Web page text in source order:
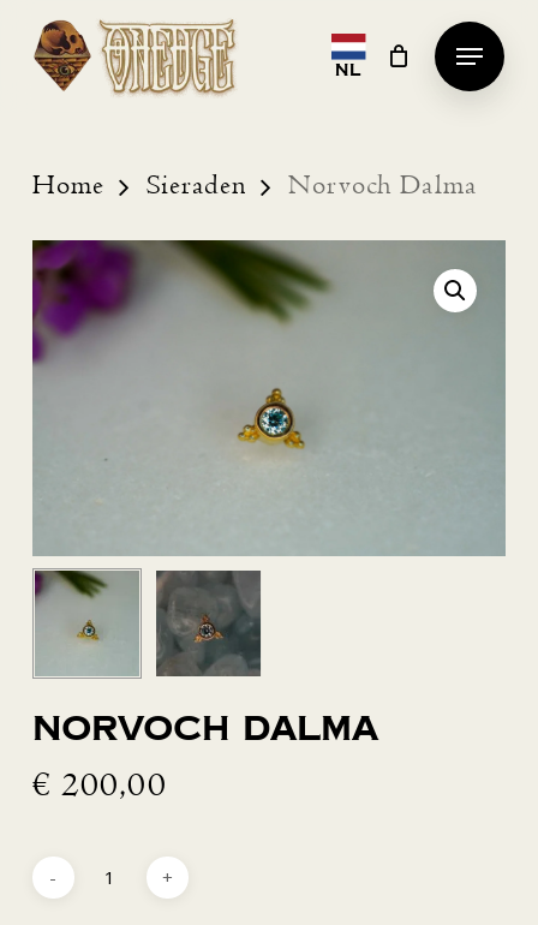
Skip
content
NL
Menu
Home Sieraden Norvoch Dalma
Norvoch Dalma
€ 200,00